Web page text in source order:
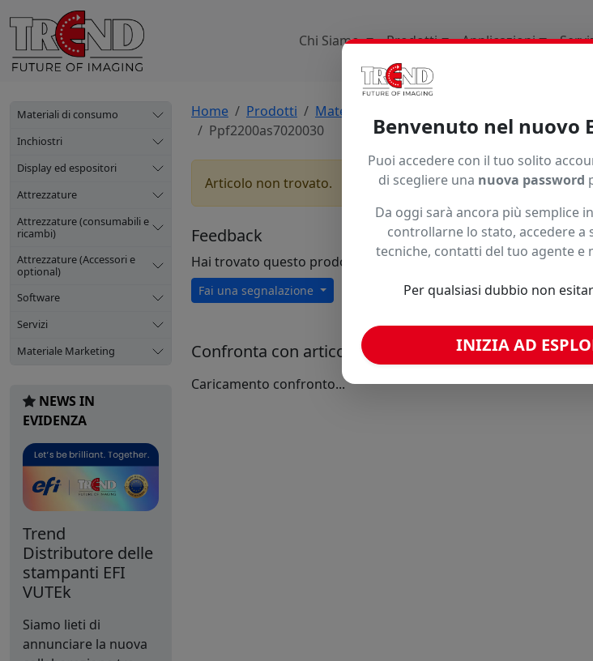
Chi Siamo Prodotti Applicazioni
Materiali di consumo
Inchiostri
Display ed espositori
Attrezzature
Attrezzature (consumabili e
ricambi)
Attrezzature (Accessori e
optional)
Software
Servizi
Materiale Marketing
NEWS IN
EVIDENZA
Trend
Distributore delle
stampanti EFI
VUTEk
Siamo lieti di
annunciare la nuova
Home Prodotti Materiali Di Consumo
Ppf2200as7020030
Articolo non trovato.
Feedback
Hai trovato questo prodotto ad un prezzo più basso?
Fai una segnalazione
Confronta con articoli simili
Caricamento confronto...
Benvenuto nel nuovo
Puoi accedere con il tuo solito
di scegliere una nuova password
Da oggi sarà ancora più semplice
controllarne lo stato, accedere a
tecniche, contatti del tuo agente e
Per qualsiasi dubbio non
INIZIA AD